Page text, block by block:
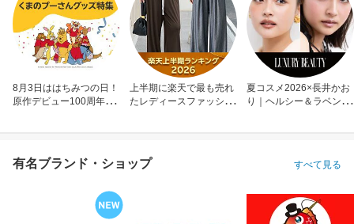
8月3日ははちみつの日！
原作デビュー100周年も
上半期に楽天で最も売れ
たレディースファッショ
夏コスメ2026×長井かお
り｜ヘルシー＆ラベンダ
有名ブランド・ショップ すべて見る